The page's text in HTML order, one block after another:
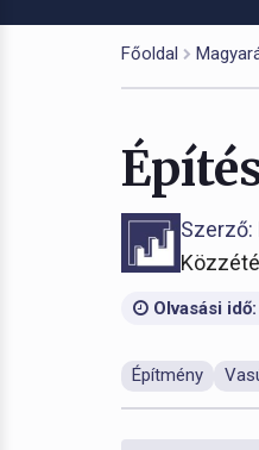
Főoldal
Szerző:
Olvasási idő:
Építmény